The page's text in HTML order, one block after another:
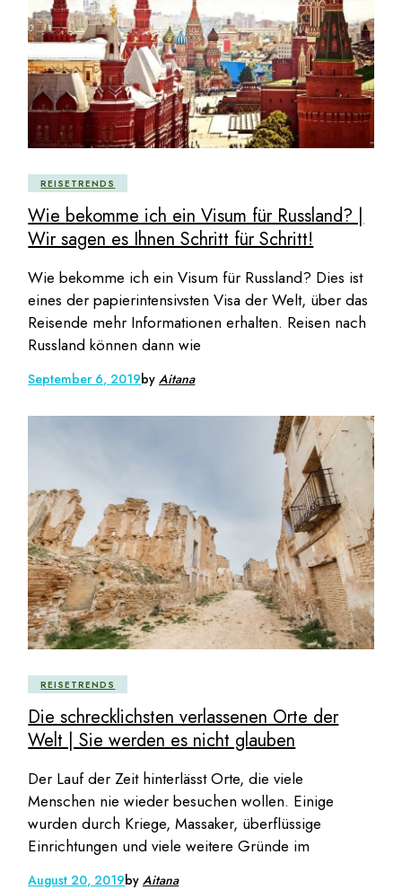
REISETRENDS
Wie bekomme ich ein Visum für Russland? |
Wir sagen es Ihnen Schritt für Schritt!
Wie bekomme ich ein Visum für Russland? Dies ist
eines der papierintensivsten Visa der Welt, über das
Reisende mehr Informationen erhalten. Reisen nach
Russland können dann wie
September 6, 2019byAitana
REISETRENDS
Die schrecklichsten verlassenen Orte der
Welt | Sie werden es nicht glauben
Der Lauf der Zeit hinterlässt Orte, die viele
Menschen nie wieder besuchen wollen. Einige
wurden durch Kriege, Massaker, überflüssige
Einrichtungen und viele weitere Gründe im
August 20, 2019byAitana